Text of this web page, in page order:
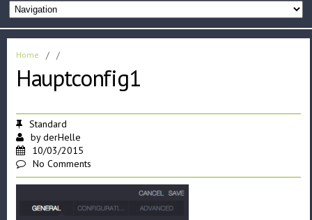
Home / /
Hauptconfig1
Standard
byderHelle
10/03/2015
No Comments